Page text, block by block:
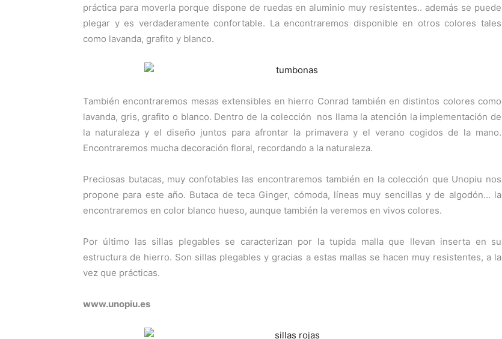
práctica para moverla porque dispone de ruedas en aluminio muy resistentes.. además se puede
plegar y es verdaderamente confortable. La encontraremos disponible en otros colores tales
como lavanda, grafito y blanco.
También encontraremos mesas extensibles en hierro Conrad también en distintos colores como
lavanda, gris, grafito o blanco. Dentro de la colección nos llama la atención la implementación de
la naturaleza y el diseño juntos para afrontar la primavera y el verano cogidos de la mano.
Encontraremos mucha decoración floral, recordando a la naturaleza.
Preciosas butacas, muy confotables las encontraremos también en la colección que Unopiu nos
propone para este año. Butaca de teca Ginger, cómoda, líneas muy sencillas y de algodón… la
encontraremos en color blanco hueso, aunque también la veremos en vivos colores.
Por último las sillas plegables se caracterizan por la tupida malla que llevan inserta en su
estructura de hierro. Son sillas plegables y gracias a estas mallas se hacen muy resistentes, a la
vez que prácticas.
www.unopiu.es